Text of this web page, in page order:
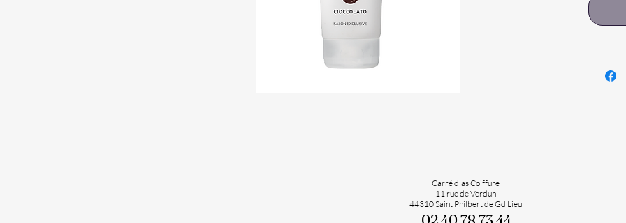
16
Carré d'as Coiffure
11 rue de Verdun
44310 Saint Philbert de Gd Lieu